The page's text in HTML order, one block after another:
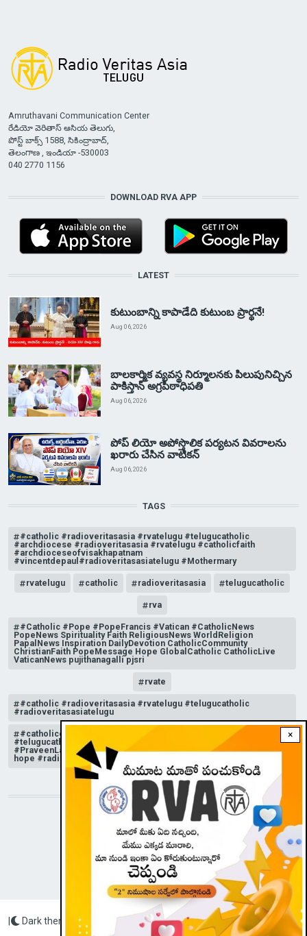
×
Amruthavani Communication Center
రేడియో వెరితాస్ ఆసియ తెలుగు,
పోస్ట్ బాక్స్ 1588, సికింద్రాబాద్,
తెలంగాణ , ఇండియా -530003
040 2770 1156
DOWNLOAD RVA APP
LATEST
కుటుంబాన్ని కాపాడేది కుటుంబ ప్రార్థనే!
Aug 06, 2026
బాలకార్మిక వ్యవస్థ నిర్మూలనకు పిలుపునిచ్చిన
పాకిస్తాన్ అగ్రపీఠాధిపతి
Aug 06, 2026
పోప్ లియో అపోస్తొలిక పర్యటన వివరాలను
ఖరారు చేసిన వాటికన్
Aug 06, 2026
TAGS
#catholic #radioveritasasia #rvatelugu #telugucatholic
#archdiocese #radioveritasasia #rvatelugu #catholicfaith
#archdioceseofvisakhapatnam
#vincentdepaul#radioveritasasiatelugu #Mothermary
rvatelugu catholic radioveritasasia telugucatholic
rva
#Catholic #Pope #PopeFrancis #Vatican #CatholicNews
PopeNews Spirituality Faith ReligiousNews WorldReligion
PapalNews Inspiration DailyDevotion CatholicCommunity
ChristianFaith PopeMessage Hope GlobalCatholic CatholicLive
VaticanNews pujithanagalli pjsri
rvate
#catholic #radioveritasasia #rvatelugu #telugucatholic
#radioveritasasiatelugu
#catholicchurchnews #catholictelugu #telugucatholic
#telugucatholicchurch #radioveritasasia #rvatelugu
#PraveenLakkisetti #reflection #advent #christmas #messageof
hope #radioveritas #rvatelugu #viral #insta
STAY CONNECTED WITH US!
Dark theme